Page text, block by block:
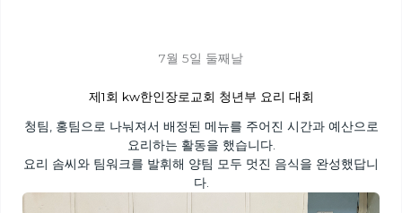
7월 5일 둘째날
제1회 kw한인장로교회 청년부 요리 대회
청팀, 홍팀으로 나눠져서 배정된 메뉴를 주어진 시간과 예산으로
요리하는 활동을 했습니다.
요리 솜씨와 팀워크를 발휘해 양팀 모두 멋진 음식을 완성했답니
다.